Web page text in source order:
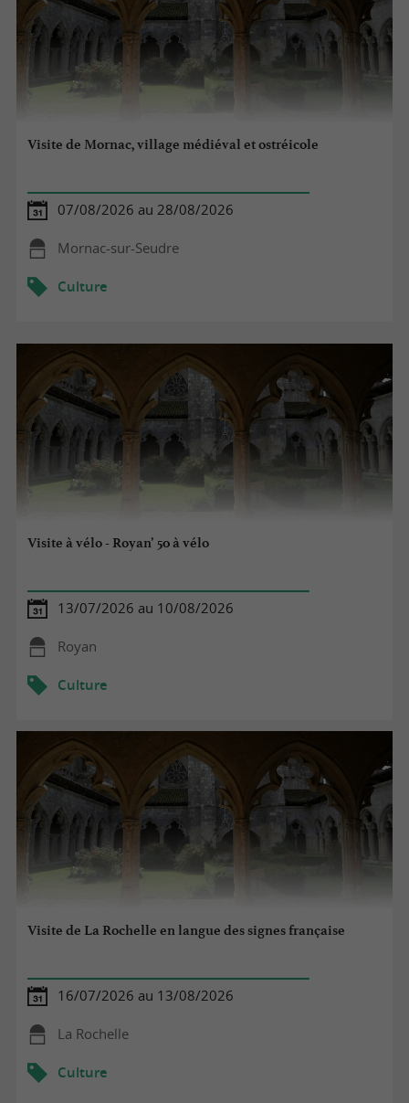
Visite de Mornac, village médiéval et ostréicole
07/08/2026 au 28/08/2026
Mornac-sur-Seudre
Culture
Visite à vélo - Royan’ 50 à vélo
13/07/2026 au 10/08/2026
Royan
Culture
Visite de La Rochelle en langue des signes française
16/07/2026 au 13/08/2026
La Rochelle
Culture